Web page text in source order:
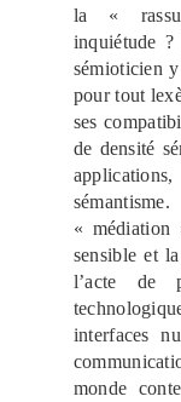
la «
inquiétude
sémioticien
pour tout
ses
de densité
« médiation
sensible et
l’acte de
interfaces
monde